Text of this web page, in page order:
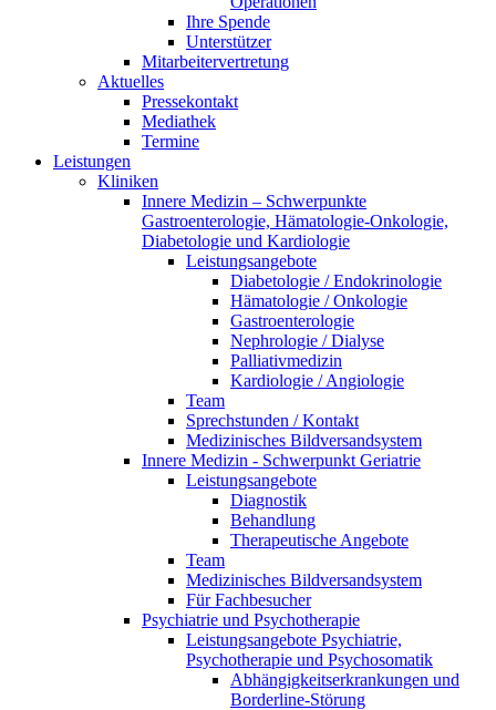
Ihre Spende
Unterstützer
Mitarbeitervertretung
Aktuelles
Pressekontakt
Mediathek
Termine
Leistungen
Kliniken
Innere Medizin – Schwerpunkte
Gastroenterologie, Hämatologie-Onkologie,
Diabetologie und Kardiologie
Leistungsangebote
Diabetologie / Endokrinologie
Hämatologie / Onkologie
Gastroenterologie
Nephrologie / Dialyse
Palliativmedizin
Kardiologie / Angiologie
Team
Sprechstunden / Kontakt
Medizinisches Bildversandsystem
Innere Medizin - Schwerpunkt Geriatrie
Leistungsangebote
Diagnostik
Behandlung
Therapeutische Angebote
Team
Medizinisches Bildversandsystem
Für Fachbesucher
Psychiatrie und Psychotherapie
Leistungsangebote Psychiatrie,
Psychotherapie und Psychosomatik
Abhängigkeitserkrankungen und
Borderline-Störung